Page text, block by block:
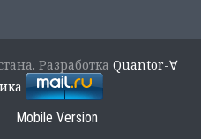
РазработкаQuantor-∀
Mobile Version